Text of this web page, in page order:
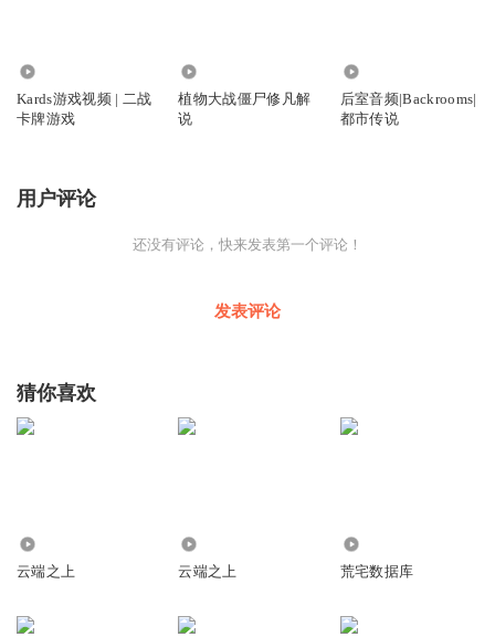
Kards游戏视频 | 二战
卡牌游戏
植物大战僵尸修凡解
说
后室音频|Backrooms|
都市传说
用户评论
还没有评论，快来发表第一个评论！
发表评论
猜你喜欢
云端之上 云端之上 荒宅数据库